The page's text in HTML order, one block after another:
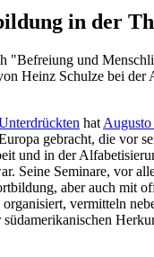
in der
"Befreiung und
Heinz Schulze bei der
hat
gebracht, die vor
und in der
Seine Seminare, vor
aber auch mit
vermitteln